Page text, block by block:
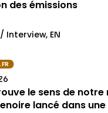
des émissions
Interview EN
le sens de notre
lancé dans une